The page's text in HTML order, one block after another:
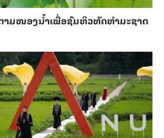
າມ​​ໜອງນ້ຳ​​ເພື່ອ​ຊົມ​ທິວ​ທັດ​ທຳ​ມະ​ຊາດ